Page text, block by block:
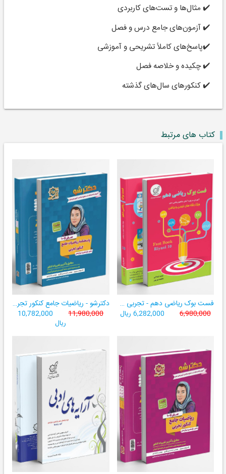
✔️ مثال‌ها و تست‌های کاربردی
✔️ آزمون‌های جامع درس و فصل
✔️پاسخ‌های کاملاً تشریحی و آموزشی
✔️ چکیده و خلاصه فصل
✔️ کنکورهای سال‌های گذشته
کتاب های مرتبط
فست بوک ریاضی دهم - تجربی و ریاضی ((آموزش سریع، آسان و کامل ریاضی پایۀ دهم))
6,980,000 6,282,000 ریال
دکترشو - ریاضیات جامع کنکور تجربی - دهم،یازدهم،دوازدهم - جلد دو (پاسخنامه)
11,980,000
10,782,000
ریال